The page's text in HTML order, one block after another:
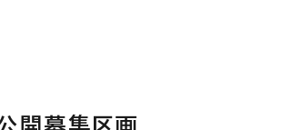
開募集区画